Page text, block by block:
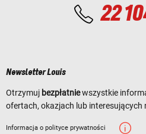
22
Newsletter Louis
Otrzymuj bezpłatniewszystkie
ofertach, okazjach lub interesujących
Informacja o polityce prywatności